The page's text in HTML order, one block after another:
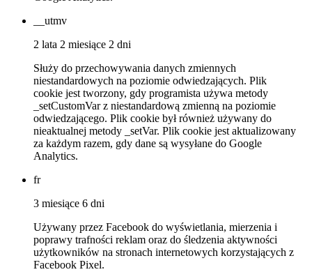
__utmv
2 lata 2 miesiące 2 dni
Służy do przechowywania danych zmiennych
niestandardowych na poziomie odwiedzających. Plik
cookie jest tworzony, gdy programista używa metody
_setCustomVar z niestandardową zmienną na poziomie
odwiedzającego. Plik cookie był również używany do
nieaktualnej metody _setVar. Plik cookie jest aktualizowany
za każdym razem, gdy dane są wysyłane do Google
Analytics.
fr
3 miesiące 6 dni
Używany przez Facebook do wyświetlania, mierzenia i
poprawy trafności reklam oraz do śledzenia aktywności
użytkowników na stronach internetowych korzystających z
Facebook Pixel.